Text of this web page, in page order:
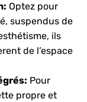
Optez pour
suspendus de
ils
de l’espace
Pour
propre et